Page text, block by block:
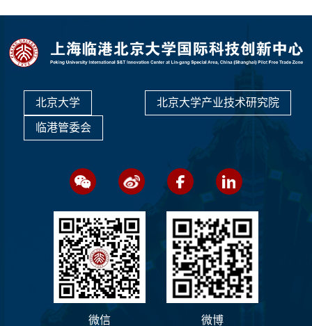
北京大学 北京大学产业技术研究院
临港管委会
微信 微博